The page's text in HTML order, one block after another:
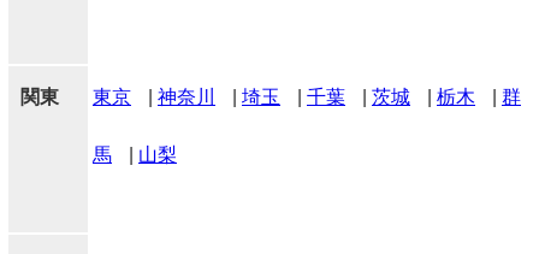
関東 東京 神奈川 埼玉 千葉 茨城 栃木 群
馬 山梨